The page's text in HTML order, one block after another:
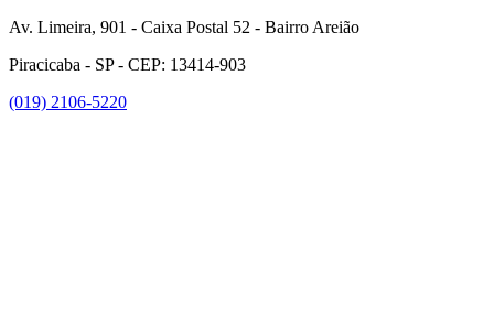
Av. Limeira, 901 - Caixa Postal 52 - Bairro Areião
Piracicaba - SP - CEP: 13414-903
(019) 2106-5220